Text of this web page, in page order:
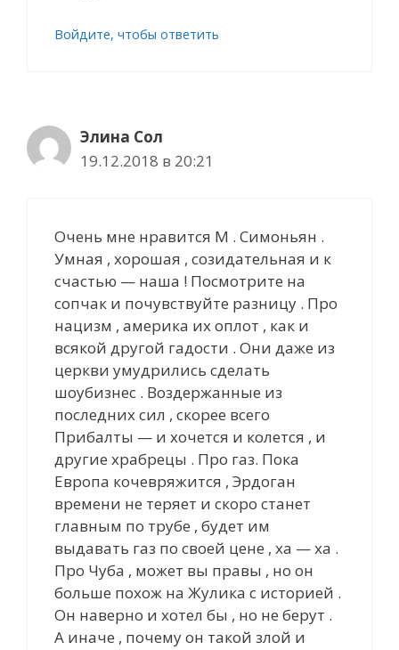
Войдите, чтобы ответить
Элина Сол
19.12.2018 в 20:21
Очень мне нравится М . Симоньян .
Умная , хорошая , cозидательная и к
счастью — наша ! Посмотрите на
сопчак и почувствуйте разницу . Про
нацизм , америка их оплот , как и
всякой другой гадости . Они даже из
церкви умудрились сделать
шоубизнес . Воздержанные из
последних сил , скорее всего
Прибалты — и хочется и колется , и
другие храбрецы . Про газ. Пока
Европа кочевряжится , Эрдоган
времени не теряет и скоро станет
главным по трубе , будет им
выдавать газ по своей цене , ха — ха .
Про Чуба , может вы правы , но он
больше похож на Жулика с историей .
Он наверно и хотел бы , но не берут .
А иначе , почему он такой злой и